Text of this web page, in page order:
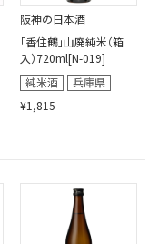
阪神の日本酒
「香住鶴」山廃純米（箱
入）720ml[N-019]
¥1,815